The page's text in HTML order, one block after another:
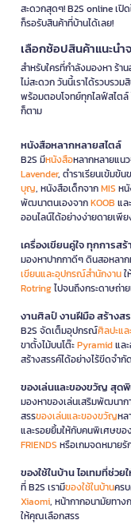
สะดวกสุดๆ! B2S online เ
ก็รอรับสินค้าที่บ้านได้เลย!
เลือกช้อปสินค้าแนะนำ
สำหรับใครที่กำลังมองหา ร้า
ไม่สะดวก วันนี้เราได้รวบรว
พร้อมตอบโจทย์ทุกไลฟ์สไตล์
ก็ตาม
หนังสือหลากหลายสไตล์
B2S มีหนังสือหลากหลายแน
Lavender, ตำราเรียนเข้มข้น
บุญ, หนังสือเด็กจากMIS ห
พัฒนาตนเองจากKOOB แล
ออนไลน์ได้อย่างง่ายดายเพี
เครื่องเขียนคู่ใจ ทุกการส
มองหาปากกาดีๆ ดินสอหลา
เขียนและอุปกรณ์สำนักงาน
Rotringไปจนถึงกระดาษถ่า
งานศิลป์ งานฝีมือ สร้างส
B2S จัดเต็มอุปกรณ์ศิลปะแ
ขาตั้งไม้บนโต๊ะPyramidแล
สร้างสรรค์ได้อย่างไร้ขีดจำกัด
ของเล่นและของขวัญ สุด
มองหาของเล่นเสริมพัฒนา
สรรของเล่นและของขวัญหล
และรอยยิ้มให้กับคนพิเศษขอ
FRIENDS หรือเกมจดหมายรั
ของใช้ในบ้าน ไอเทมที่ช่ว
ที่ B2S เรามีของใช้ในบ้านคร
Xiaomi, หน้ากากอนามัยทาง
ให้คุณเลือกสรร